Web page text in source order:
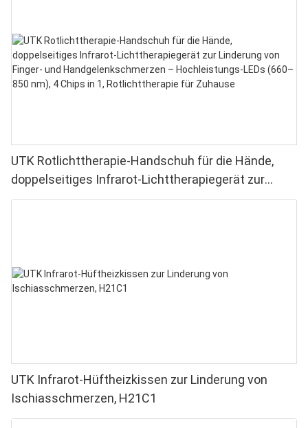
UTK Rotlichttherapie-Handschuh für die Hände,
doppelseitiges Infrarot-Lichttherapiegerät zur
Linderung von Finger- und Handgelenkschmerzen –
UTK Infrarot-Hüftheizkissen zur Linderung von
Ischiasschmerzen, H21C1